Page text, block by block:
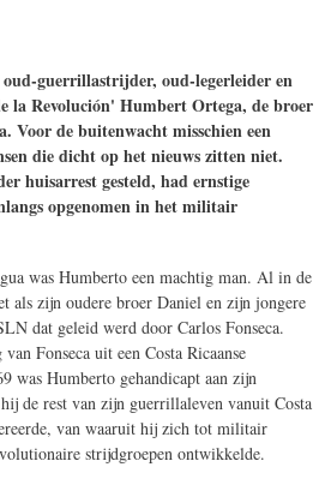
oud-guerrillastrijder, oud-legerleider en
la Revolución' Humbert Ortega, de broer
Voor de buitenwacht misschien een
die dicht op het nieuws zitten niet.
huisarrest gesteld, had ernstige
opgenomen in het militair
was Humberto een machtig man. Al in de
als zijn oudere broer Daniel en zijn jongere
dat geleid werd door Carlos Fonseca.
Fonseca uit een Costa Ricaanse
was Humberto gehandicapt aan zijn
de rest van zijn guerrillaleven vanuit Costa
van waaruit hij zich tot militair
strijdgroepen ontwikkelde.